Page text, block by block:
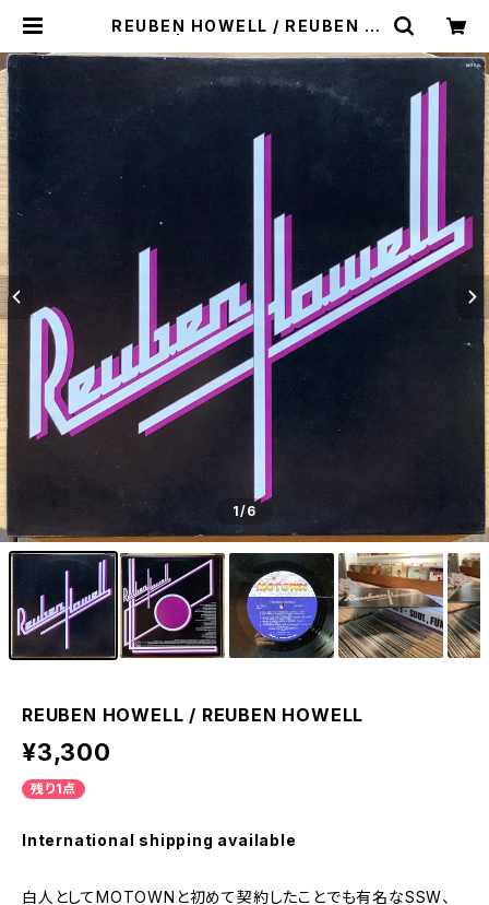
REUBEN HOWELL / REUBEN H
1/6
REUBEN HOWELL / REUBEN HOWELL
¥3,300
残り1点
International shipping available
白人としてMOTOWNと初めて契約したことでも有名なSSW、